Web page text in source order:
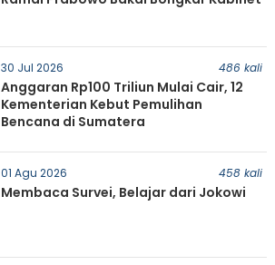
30 Jul 2026 486 kali
Anggaran Rp100 Triliun Mulai Cair, 12
Kementerian Kebut Pemulihan
Bencana di Sumatera
01 Agu 2026 458 kali
Membaca Survei, Belajar dari Jokowi